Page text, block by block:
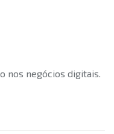
nos negócios digitais.